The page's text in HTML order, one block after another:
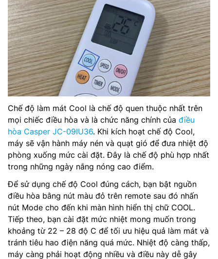
Chế độ làm mát Cool là chế độ quen thuộc nhất trên
mọi chiếc điều hòa và là chức năng chính của điều
hòa Casper JC-09IU36. Khi kích hoạt chế độ Cool,
máy sẽ vận hành máy nén và quạt gió để đưa nhiệt độ
phòng xuống mức cài đặt. Đây là chế độ phù hợp nhất
trong những ngày nắng nóng cao điểm.
Để sử dụng chế độ Cool đúng cách, bạn bật nguồn
điều hòa bằng nút màu đỏ trên remote sau đó nhấn
nút Mode cho đến khi màn hình hiển thị chữ COOL.
Tiếp theo, bạn cài đặt mức nhiệt mong muốn trong
khoảng từ 22 – 28 độ C để tối ưu hiệu quả làm mát và
tránh tiêu hao điện năng quá mức. Nhiệt độ càng thấp,
máy càng phải hoạt động nhiều và điều này dễ gây